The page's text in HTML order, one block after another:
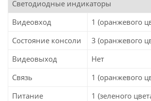
Светодиодные индикаторы
Видеовход
1 (оранжевого
Состояние консоли
3 (оранжевого
Видеовыход
Нет
Связь
1 (оранжевого
Питание
1 (зеленого